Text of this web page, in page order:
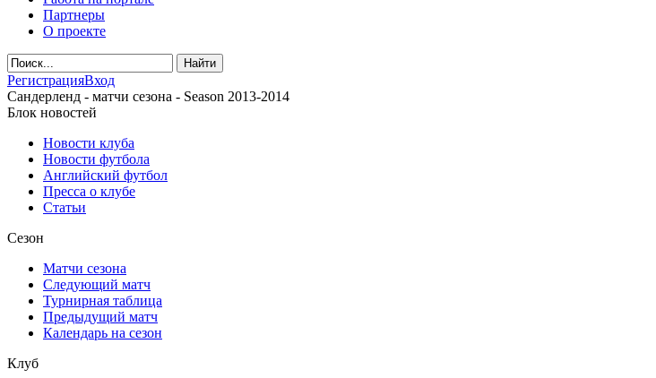
Партнеры
О проекте
РегистрацияВход
Сандерленд - матчи сезона - Season 2013-2014
Блок новостей
Новости клуба
Новости футбола
Английский футбол
Пресса о клубе
Статьи
Сезон
Матчи сезона
Следующий матч
Турнирная таблица
Предыдущий матч
Календарь на сезон
Клуб